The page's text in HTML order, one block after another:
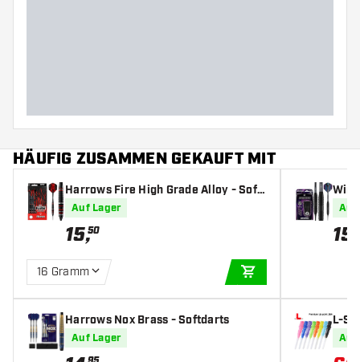
HÄUFIG ZUSAMMEN GEKAUFT MIT
Harrows Fire High Grade Alloy - Soft
darts
Auf Lager
15,50
16 Gramm
Harrows Nox Brass - Softdarts
Auf Lager
rts
Auf
15
L-
Auf